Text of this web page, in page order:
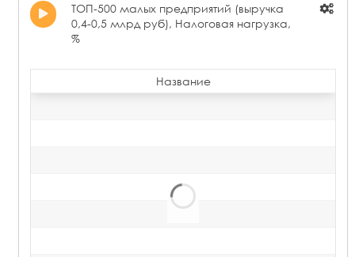
ТОП-500 малых предприятий (выручка
0,4-0,5 млрд руб), Налоговая нагрузка,
%
Название